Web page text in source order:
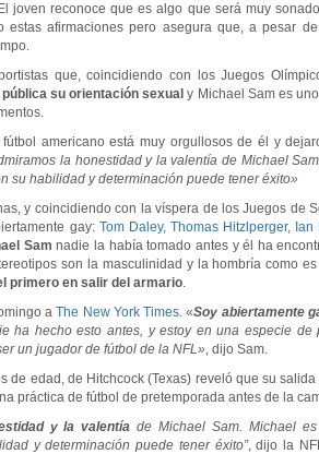
joven reconoce que es algo que será muy
estas afirmaciones pero asegura que, a pesar
que, coincidiendo con los Juegos
pública su orientación sexualy Michael Sam es
americano está muy orgullosos de él y
la honestidad y la valentía de Michael
su habilidad y determinación puede tener éxito»
y coincidiendo con la víspera de los Juegos de
gay: Tom Daley, Thomas Hitzlperger, Ian
Samnadie la había tomado antes y él ha
son la masculinidad y la hombría como es
primero en salir del armario.
aThe New York Times. «Soy abiertamente
ha hecho esto antes, y estoy en una especie
un jugador de fútbol de la NFL», dijo Sam.
de edad, de Hitchcock (Texas) reveló que su
práctica de fútbol de pretemporada antes de la
y la valentía de Michael Sam. Michael
y determinación puede tener éxito”, dijo la